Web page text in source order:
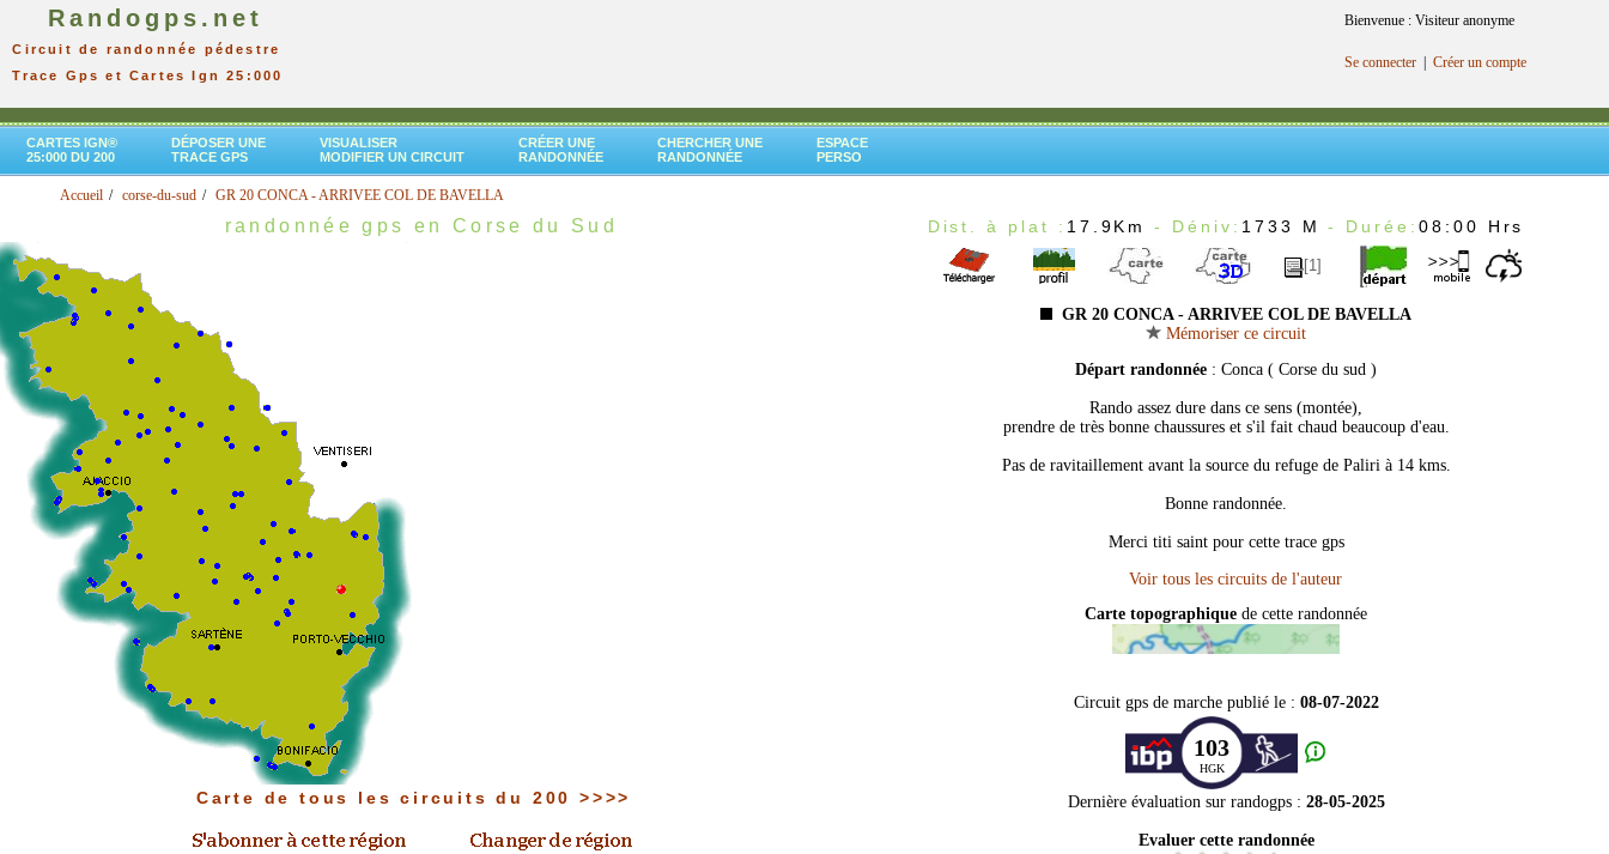
Randogps.net
Circuit de randonnée pédestre
Trace Gps et Cartes Ign 25:000
Bienvenue : Visiteur anonyme
Se connecter Créer un compte
CARTES IGN®
25:000 DU 200
DÉPOSER UNE
TRACE GPS
VISUALISER
MODIFIER UN CIRCUIT
CRÉER UNE
RANDONNÉE
CHERCHER UNE
RANDONNÉE
ESPACE
PERSO
Accueil corse-du-sud GR 20 CONCA - ARRIVEE COL DE BAVELLA
randonnée gps en Corse du Sud
Carte de tous les circuits du 200 >>>>
Dist. à plat : 17.9Km - Déniv: 1733 M- Durée: 08:00 Hrs
[1]
GR 20 CONCA - ARRIVEE COL DE BAVELLA
Mémoriser ce circuit
Départ randonnée : Conca ( Corse du sud )
Rando assez dure dans ce sens (montée),
prendre de très bonne chaussures et s'il fait chaud beaucoup d'eau.
Pas de ravitaillement avant la source du refuge de Paliri à 14 kms.
Bonne randonnée.
Merci titi saint pour cette trace gps
Carte topographique de cette randonnée
Circuit gps de marche publié le : 08-07-2022
103
HGK
Dernière évaluation sur randogps : 28-05-2025
Evaluer cette randonnée